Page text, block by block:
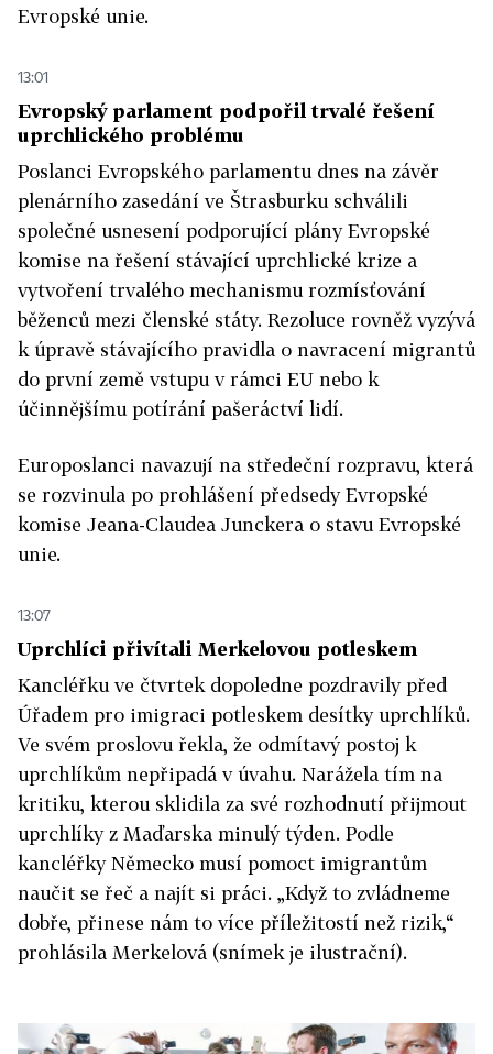
Evropské unie.
13:01
Evropský parlament podpořil trvalé řešení
uprchlického problému
Poslanci Evropského parlamentu dnes na závěr
plenárního zasedání ve Štrasburku schválili
společné usnesení podporující plány Evropské
komise na řešení stávající uprchlické krize a
vytvoření trvalého mechanismu rozmísťování
běženců mezi členské státy. Rezoluce rovněž vyzývá
k úpravě stávajícího pravidla o navracení migrantů
do první země vstupu v rámci EU nebo k
účinnějšímu potírání pašeráctví lidí.
Europoslanci navazují na středeční rozpravu, která
se rozvinula po prohlášení předsedy Evropské
komise Jeana-Claudea Junckera o stavu Evropské
unie.
13:07
Uprchlíci přivítali Merkelovou potleskem
Kancléřku ve čtvrtek dopoledne pozdravily před
Úřadem pro imigraci potleskem desítky uprchlíků.
Ve svém proslovu řekla, že odmítavý postoj k
uprchlíkům nepřipadá v úvahu. Narážela tím na
kritiku, kterou sklidila za své rozhodnutí přijmout
uprchlíky z Maďarska minulý týden. Podle
kancléřky Německo musí pomoct imigrantům
naučit se řeč a najít si práci. „Když to zvládneme
dobře, přinese nám to více příležitostí než rizik,“
prohlásila Merkelová (snímek je ilustrační).